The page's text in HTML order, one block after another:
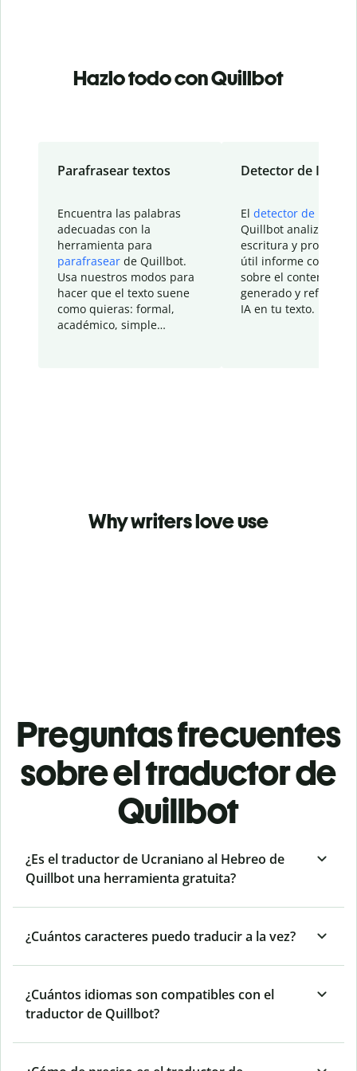
Hazlo todo con Quillbot
Parafrasear textos
Encuentra las palabras
adecuadas con la
herramienta para
parafrasear de Quillbot.
Usa nuestros modos para
hacer que el texto suene
como quieras: formal,
académico, simple…
Detector de IA
El detector de IA
Quillbot analiza tu
escritura y
útil informe con
sobre el contenido
generado y refinado
IA en tu texto.
Why writers love use
Preguntas frecuentes
sobre el traductor de
Quillbot
¿Es el traductor de Ucraniano al Hebreo de
Quillbot una herramienta gratuita?
¿Cuántos caracteres puedo traducir a la vez?
¿Cuántos idiomas son compatibles con el
traductor de Quillbot?